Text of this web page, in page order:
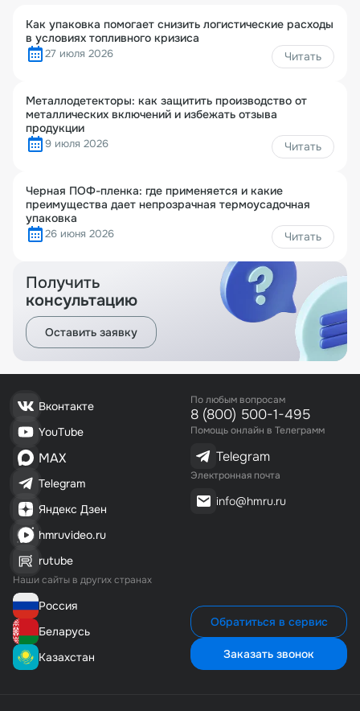
Как упаковка помогает снизить логистические расходы
в условиях топливного кризиса
27 июля 2026 Читать
Металлодетекторы: как защитить производство от
металлических включений и избежать отзыва
продукции
9 июля 2026 Читать
Черная ПОФ-пленка: где применяется и какие
преимущества дает непрозрачная термоусадочная
упаковка
26 июня 2026 Читать
Получить
консультацию
Оставить заявку
Вконтакте
YouTube
MAX
Telegram
Яндекс Дзен
hmruvideo.ru
rutube
Наши сайты в других странах
Россия
Беларусь
Казахстан
По любым вопросам
8 (800) 500-1-495
Помощь онлайн в Телеграмм
Telegram
Электронная почта
info@hmru.ru
Обратиться в сервис
Заказать звонок